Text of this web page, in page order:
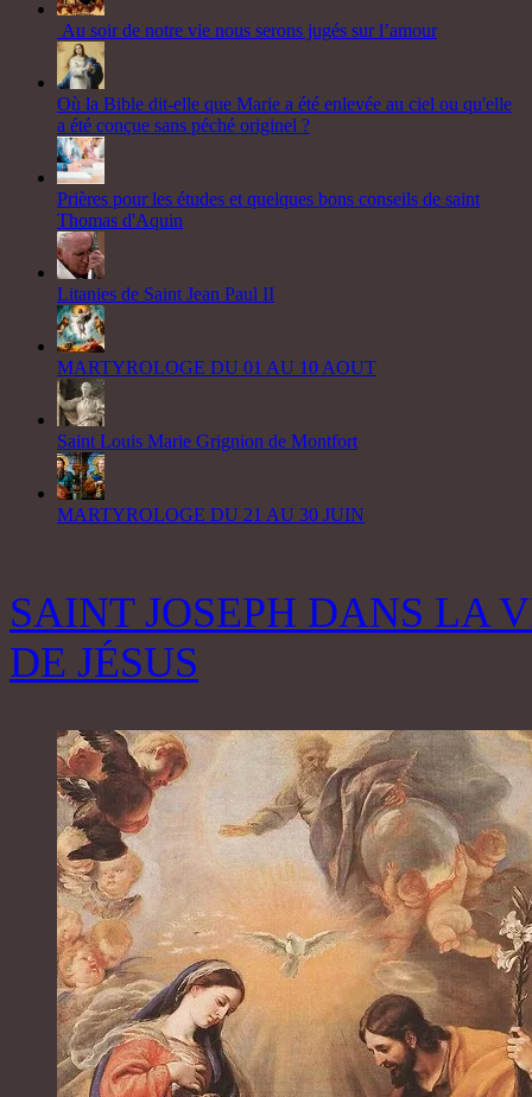
Au soir de notre vie nous serons jugés sur l’amour
Où la Bible dit-elle que Marie a été enlevée au ciel ou qu'elle
a été conçue sans péché originel ?
Prières pour les études et quelques bons conseils de saint
Thomas d'Aquin
Litanies de Saint Jean Paul II
MARTYROLOGE DU 01 AU 10 AOUT
Saint Louis Marie Grignion de Montfort
MARTYROLOGE DU 21 AU 30 JUIN
SAINT JOSEPH DANS LA
DE JÉSUS